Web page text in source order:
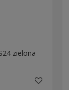
zielona